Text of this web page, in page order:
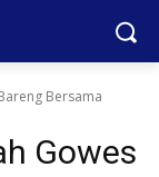
Bersama
Gowes